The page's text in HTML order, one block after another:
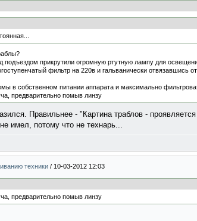
подъездом прикрутили огромную ртутную лампу для
фильтр на 220в и гальванически отвязавшись от
в собственном питании аппарата и максимально
предварительно помыв линзу
Правильнее - "Картина траблов -
имел, потому что не технарь...
техники / 10-03-2012 12:03
предварительно помыв линзу